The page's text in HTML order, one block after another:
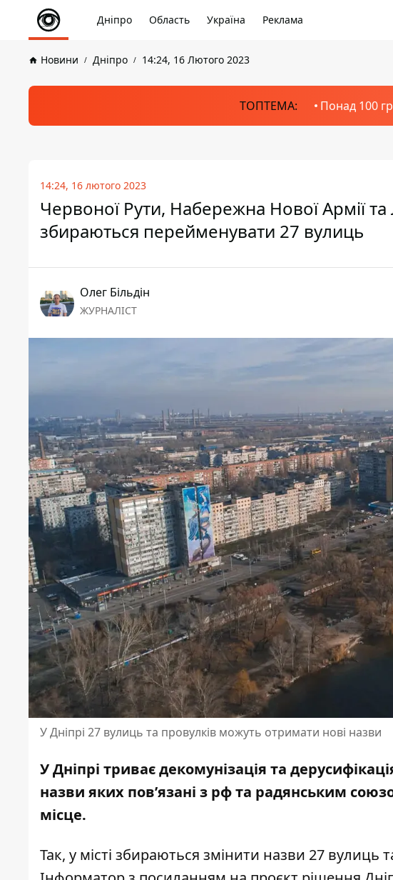
Дніпро Область Україна Реклама
Новини Дніпро 14:24, 16 Лютого 2023
ТОПТЕМА: Понад 100
14:24, 16 лютого 2023
Червоної Рути, Набережна Нової Армії
збираються перейменувати 27 вулиць
Олег Більдін
ЖУРНАЛІСТ
У Дніпрі 27 вулиць та провулків можуть отримати нові назви
У Дніпрі триває декомунізація та
назви яких пов’язані з рфта радянським
місце.
Так, у місті збираються змінити назви 27 вулиць